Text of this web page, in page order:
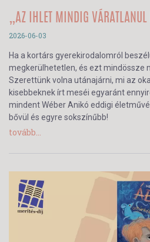
„AZ IHLET MINDIG VÁRATLANUL
2026-06-03
Ha a kortárs gyerekirodalomról
megkerülhetetlen, és ezt mindössze
Szerettünk volna utánajárni, mi az
kisebbeknek írt meséi egyaránt
mindent Wéber Anikó eddigi
bővül és egyre sokszínűbb!
tovább...